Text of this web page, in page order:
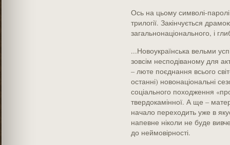
Ось на цьому символі-паролі
трилогії. Закінчується
загальнонаціонального, і
...Новоукраїнська вельми
зовсім несподіваному для
– люте поєднання всього
останні) новонаціональні
соціального походження
твердокамінної. А ще –
начало переходить уже в
напевне ніколи не буде
до неймовірності.